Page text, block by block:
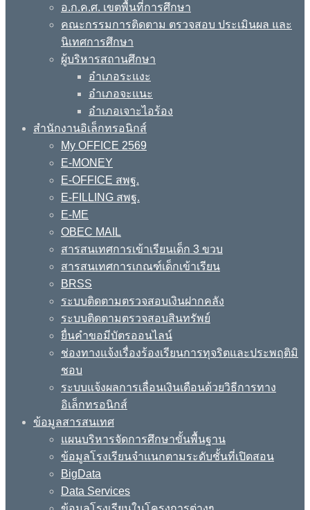
อ.ก.ค.ศ. เขตพื้นที่การศึกษา
คณะกรรมการติดตาม ตรวจสอบ ประเมินผล และ
นิเทศการศึกษา
ผู้บริหารสถานศึกษา
อำเภอระแงะ
อำเภอจะแนะ
อำเภอเจาะไอร้อง
สำนักงานอิเล็กทรอนิกส์
My OFFICE 2569
E-MONEY
E-OFFICE สพฐ.
E-FILLING สพฐ.
E-ME
OBEC MAIL
สารสนเทศการเข้าเรียนเด็ก 3 ขวบ
สารสนเทศการเกณฑ์เด็กเข้าเรียน
BRSS
ระบบติดตามตรวจสอบเงินฝากคลัง
ระบบติดตามตรวจสอบสินทรัพย์
ยื่นคำขอมีบัตรออนไลน์
ช่องทางแจ้งเรื่องร้องเรียนการทุจริตและประพฤติมิ
ชอบ
ระบบแจ้งผลการเลื่อนเงินเดือนด้วยวิธีการทาง
อิเล็กทรอนิกส์
ข้อมูลสารสนเทศ
แผนบริหารจัดการศึกษาขั้นพื้นฐาน
ข้อมูลโรงเรียนจำแนกตามระดับชั้นที่เปิดสอน
BigData
Data Services